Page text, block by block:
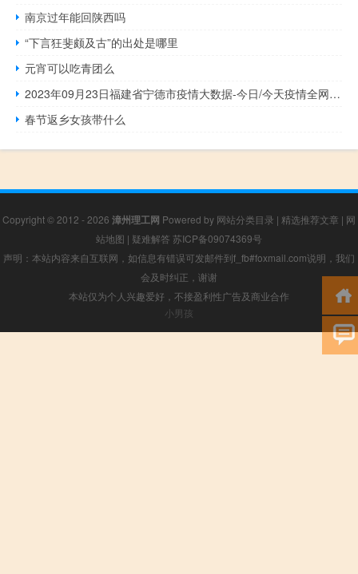
南京过年能回陕西吗
“下言狂斐颇及古”的出处是哪里
元宵可以吃青团么
2023年09月23日福建省宁德市疫情大数据-今日/今天疫情全网搜索最新实时消息动态情况通知播报
春节返乡女孩带什么
Copyright © 2012 - 2026 漳州理工网 Powered by 网站分类目录 | 精选推荐文章 | 网
站地图 | 疑难解答 苏ICP备09074369号
声明：本站内容来自互联网，如信息有错误可发邮件到f_fb#foxmail.com说明，我们
会及时纠正，谢谢
本站仅为个人兴趣爱好，不接盈利性广告及商业合作
小男孩